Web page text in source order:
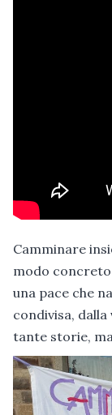
Camminare
modo
una pace che
condivisa,
tante storie,